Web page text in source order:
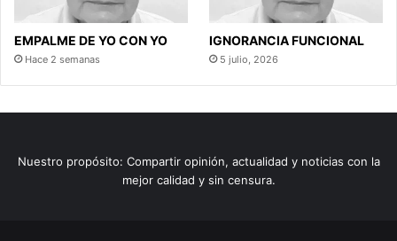
EMPALME DE YO CON YO
Hace 2 semanas
IGNORANCIA FUNCIONAL
5 julio, 2026
Nuestro propósito: Compartir opinión, actualidad y noticias con la
mejor calidad y sin censura.